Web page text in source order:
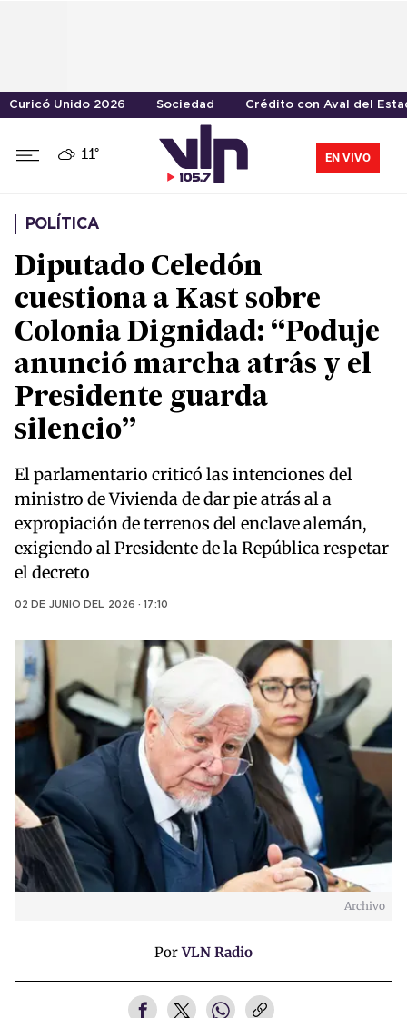
Curicó Unido 2026 Sociedad Crédito con Aval del
11° EN VIVO
POLÍTICA
Diputado Celedón
cuestiona a Kast sobre
Colonia Dignidad: “Poduje
anunció marcha atrás y el
Presidente guarda
silencio”
El parlamentario criticó las intenciones del
ministro de Vivienda de dar pie atrás al a
expropiación de terrenos del enclave alemán,
exigiendo al Presidente de la República respetar
el decreto
02 DE JUNIO DEL 2026 · 17:10
Archivo
PorVLN Radio